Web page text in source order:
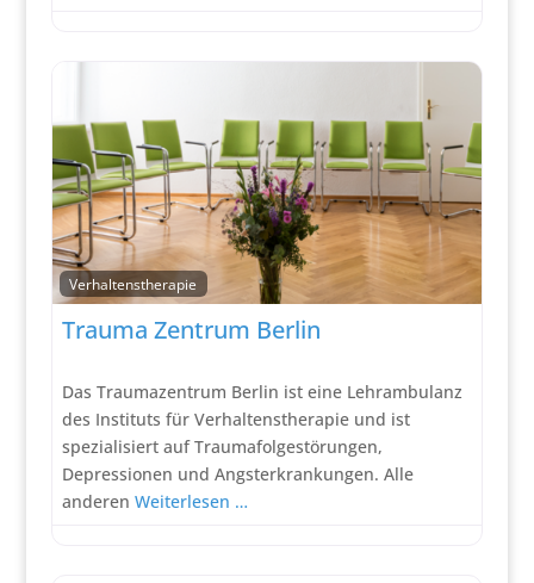
Verhaltenstherapie
Trauma Zentrum Berlin
Das Traumazentrum Berlin ist eine Lehrambulanz
des Instituts für Verhaltenstherapie und ist
spezialisiert auf Traumafolgestörungen,
Depressionen und Angsterkrankungen. Alle
anderen Weiterlesen …